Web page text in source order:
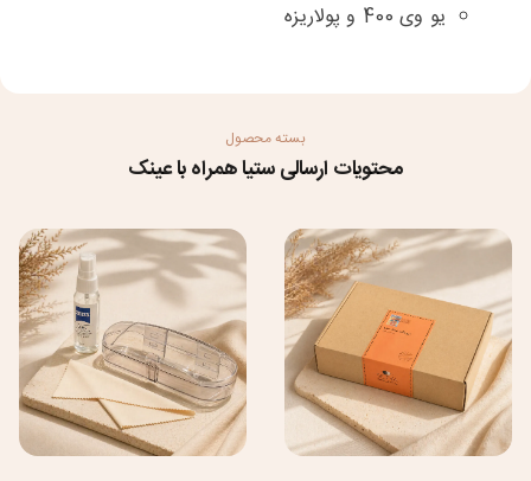
یو وی 400 و پولاریزه
بسته محصول
محتویات ارسالی ستیا همراه با عینک